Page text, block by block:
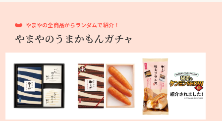
やまやの全商品からランダムで紹介！
やまやのうまかもんガチャ